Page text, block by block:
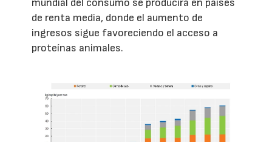
mundial del consumo se producirá en países
de renta media, donde el aumento de
ingresos sigue favoreciendo el acceso a
proteínas animales.